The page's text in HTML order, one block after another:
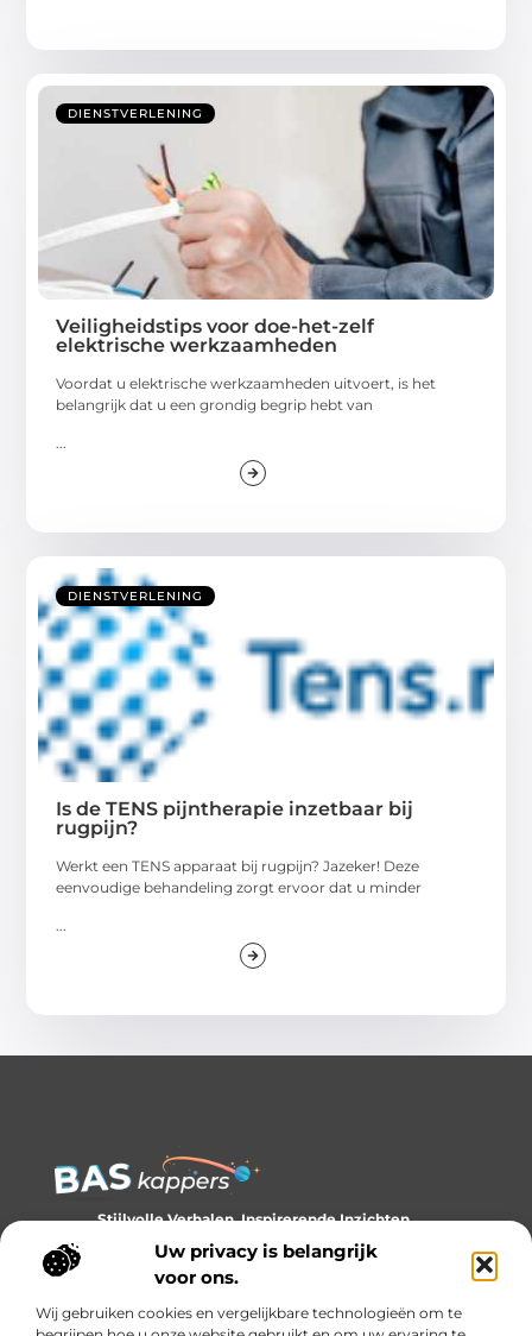
Uw privacy is belangrijk
voor ons.
Wij gebruiken cookies en vergelijkbare technologieën om te
DIENSTVERLENING
Veiligheidstips voor doe-het-zelf
elektrische werkzaamheden
Voordat u elektrische werkzaamheden uitvoert, is het
belangrijk dat u een grondig begrip hebt van
...
DIENSTVERLENING
Is de TENS pijntherapie inzetbaar bij
rugpijn?
Werkt een TENS apparaat bij rugpijn? Jazeker! Deze
eenvoudige behandeling zorgt ervoor dat u minder
...
Stijlvolle Verhalen, Inspirerende Inzichten.
Ontdek trends, tips en verhalen die je kijk op stijl verrijken.
Bericht categorie